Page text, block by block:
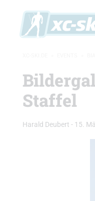
Staffel
Harald Deubert - 15.